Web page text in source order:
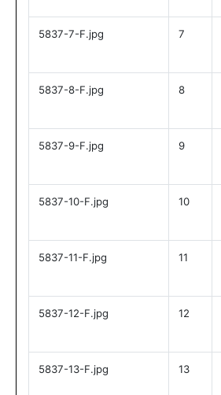
5837-7-F.jpg 7
5837-8-F.jpg 8
5837-9-F.jpg 9
5837-10-F.jpg 10
5837-11-F.jpg 11
5837-12-F.jpg 12
5837-13-F.jpg 13